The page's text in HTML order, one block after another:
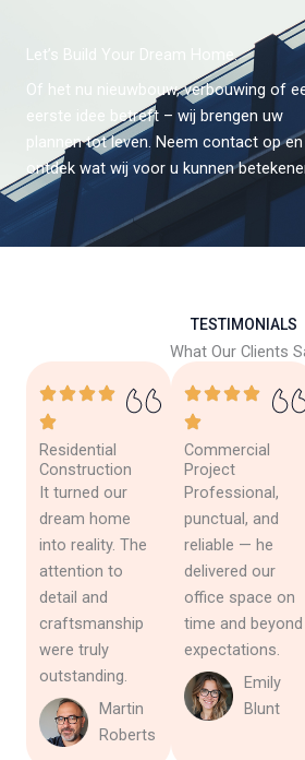
Let’s Build Your Dream Home.
Of het nu nieuwbouw, verbouwing of
eerste idee betreft – wij brengen uw
plannen tot leven. Neem contact op en
ontdek wat wij voor u kunnen
TESTIMONIALS
What Our Clients
Residential
Construction
It turned our
dream home
into reality. The
attention to
detail and
craftsmanship
were truly
outstanding.
Martin
Roberts
Commercial
Project
Professional,
punctual, and
reliable — he
delivered our
office space on
time and beyond
expectations.
Emily
Blunt